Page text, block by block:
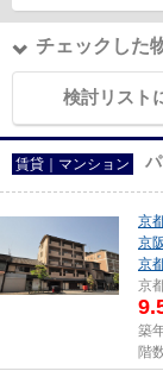
チェックした
検討リスト
賃貸｜マンション
京
京
京
京
築
階